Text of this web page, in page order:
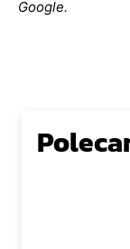
Google.